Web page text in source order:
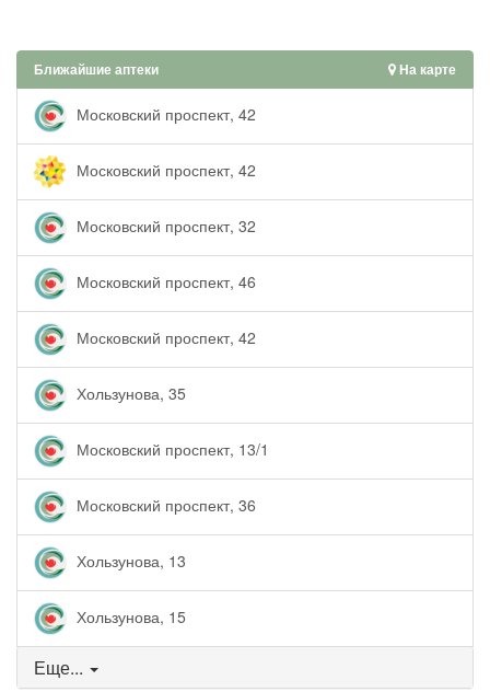
Ближайшие аптеки На карте
Московский проспект, 42
Московский проспект, 42
Московский проспект, 32
Московский проспект, 46
Московский проспект, 42
Хользунова, 35
Московский проспект, 13/1
Московский проспект, 36
Хользунова, 13
Хользунова, 15
Еще...